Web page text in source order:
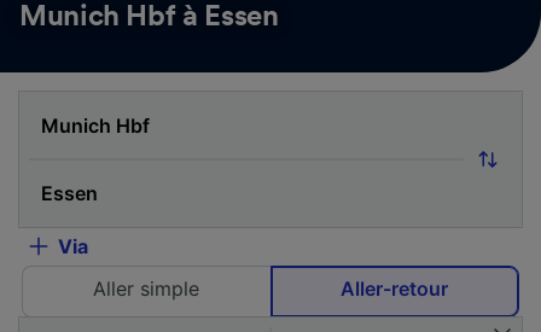
Munich Hbf à Essen
Via
Aller simple
Aller-retour